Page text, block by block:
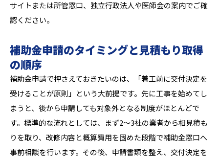
サイトまたは所管窓口、独立行政法人や医師会の案内でご確
認ください。
補助金申請のタイミングと見積もり取得
の順序
補助金申請で押さえておきたいのは、「着工前に交付決定を
受けることが原則」という大前提です。先に工事を始めてし
まうと、後から申請しても対象外となる制度がほとんどで
す。標準的な流れとしては、まず2〜3社の業者から相見積も
りを取り、改修内容と概算費用を固めた段階で補助金窓口へ
事前相談を行います。その後、申請書類を整え、交付決定を